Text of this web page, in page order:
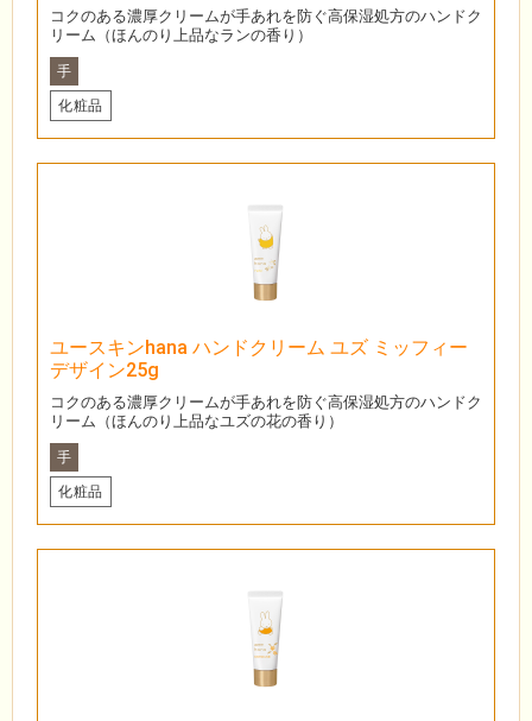
コクのある濃厚クリームが手あれを防ぐ高保湿処方のハンドク
リーム（ほんのり上品なランの香り）
手
化粧品
ユースキンhana ハンドクリーム ユズ ミッフィー
デザイン25g
コクのある濃厚クリームが手あれを防ぐ高保湿処方のハンドク
リーム（ほんのり上品なユズの花の香り）
手
化粧品